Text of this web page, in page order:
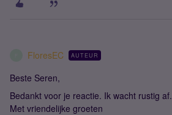
FloresEC AUTEUR
Beste Seren,
Bedankt voor je reactie. Ik wacht rustig af.
Met vriendelijke groeten